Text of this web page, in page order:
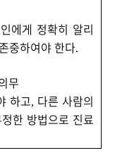
에게 정확히 알리
중하여야 한다.
무
하고, 다른 사람의
한 방법으로 진료